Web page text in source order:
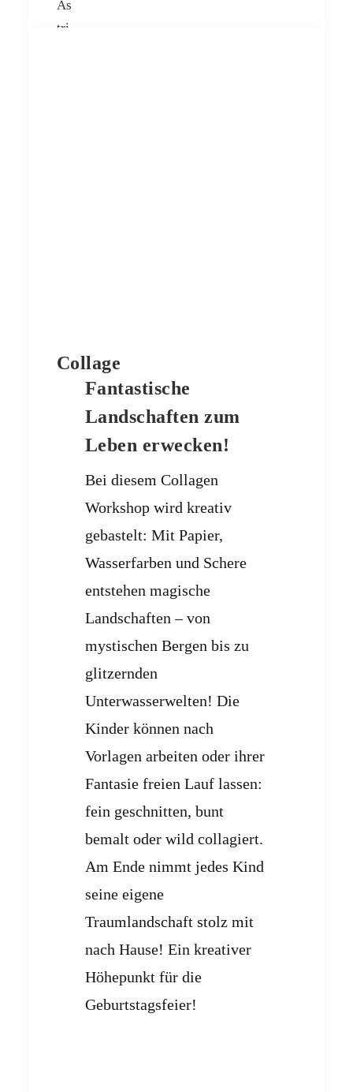
Collage
Fantastische
Landschaften zum
Leben erwecken!
Bei diesem Collagen
Workshop wird kreativ
gebastelt: Mit Papier,
Wasserfarben und Schere
entstehen magische
Landschaften – von
mystischen Bergen bis zu
glitzernden
Unterwasserwelten! Die
Kinder können nach
Vorlagen arbeiten oder ihrer
Fantasie freien Lauf lassen:
fein geschnitten, bunt
bemalt oder wild collagiert.
Am Ende nimmt jedes Kind
seine eigene
Traumlandschaft stolz mit
nach Hause! Ein kreativer
Höhepunkt für die
Geburtstagsfeier!